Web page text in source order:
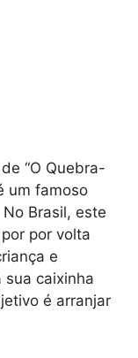
“O Quebra-
um famoso
Brasil, este
por volta
e
sua caixinha
é arranjar